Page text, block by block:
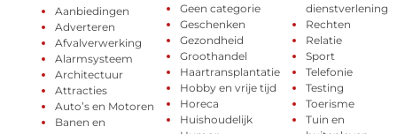
Aanbiedingen
Adverteren
Afvalverwerking
Alarmsysteem
Architectuur
Attracties
Auto’s en Motoren
Banen en
Geen categorie
Geschenken
Gezondheid
Groothandel
Haartransplantatie
Hobby en vrije tijd
Horeca
Huishoudelijk
dienstverlening
Rechten
Relatie
Sport
Telefonie
Testing
Toerisme
Tuin en